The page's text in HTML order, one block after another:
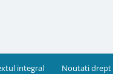
integral Noutati drept